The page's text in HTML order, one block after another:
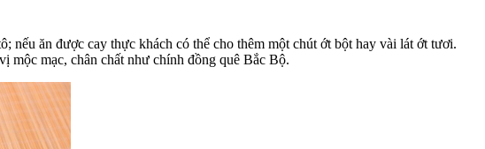
ăn được cay thực khách có thể cho thêm một chút ớt bột hay vài lát ớt tươi.
mộc mạc, chân chất như chính đồng quê Bắc Bộ.